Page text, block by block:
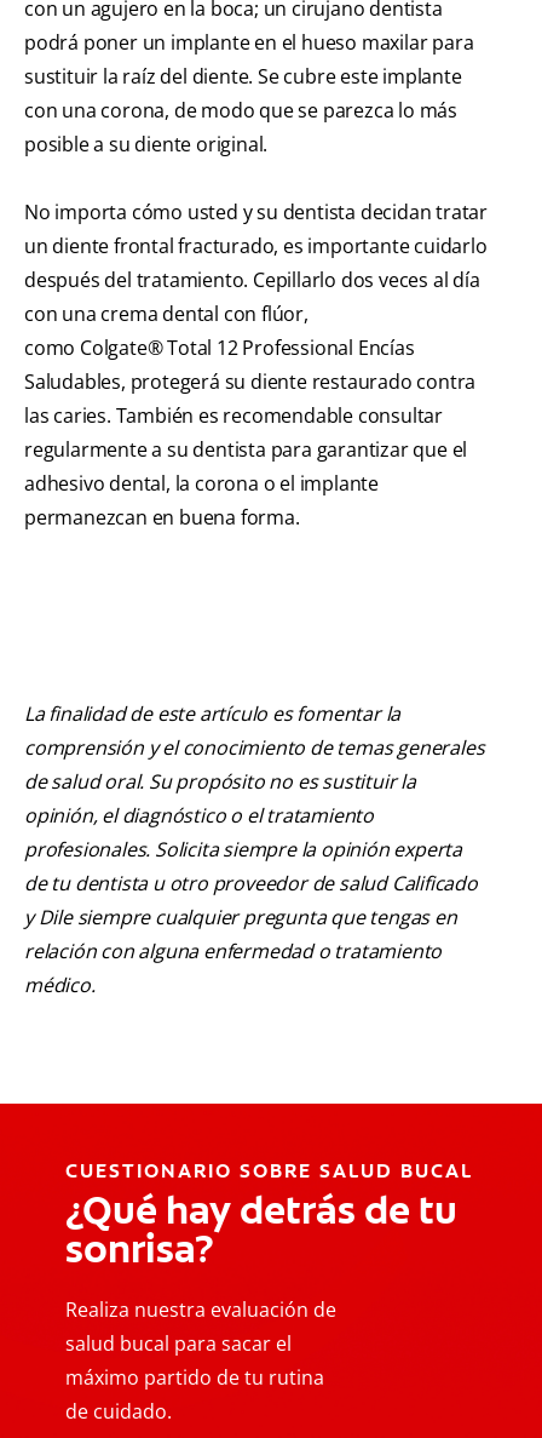
con un agujero en la boca; un cirujano dentista
podrá poner un implante en el hueso maxilar para
sustituir la raíz del diente. Se cubre este implante
con una corona, de modo que se parezca lo más
posible a su diente original.
No importa cómo usted y su dentista decidan tratar
un diente frontal fracturado, es importante cuidarlo
después del tratamiento. Cepillarlo dos veces al día
con una crema dental con flúor,
como Colgate® Total 12 Professional Encías
Saludables, protegerá su diente restaurado contra
las caries. También es recomendable consultar
regularmente a su dentista para garantizar que el
adhesivo dental, la corona o el implante
permanezcan en buena forma.
La finalidad de este artículo es fomentar la
comprensión y el conocimiento de temas generales
de salud oral. Su propósito no es sustituir la
opinión, el diagnóstico o el tratamiento
profesionales. Solicita siempre la opinión experta
de tu dentista u otro proveedor de salud Calificado
y Dile siempre cualquier pregunta que tengas en
relación con alguna enfermedad o tratamiento
médico.
CUESTIONARIO SOBRE SALUD BUCAL
¿Qué hay detrás de tu
sonrisa?
Realiza nuestra evaluación de
salud bucal para sacar el
máximo partido de tu rutina
de cuidado.